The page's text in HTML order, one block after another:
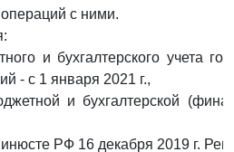
операций с ними.
и бухгалтерского учета
- с 1 января 2021 г.,
и бухгалтерской
РФ 16 декабря 2019 г.